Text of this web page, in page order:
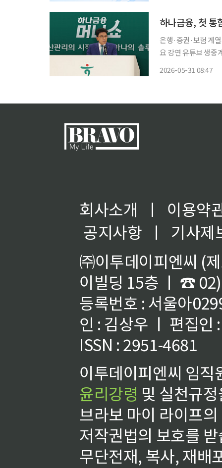
하나금융, 첫 통
은행·증권·보험 계
요 강연 유튜브 생중계 병행 하나금융그룹이 그룹 차원의 통합 자산관
2026-05-31 08:47
회사소개 ㅣ
이용약
공지사항
ㅣ
기사제
㈜이투데이피엔씨 (
이빌딩 15층 ㅣ ☎
등록번호 : 서울아
인 : 김상우 ㅣ 편집인
ISSN : 2951-4681
이투데이피엔씨 임
윤리강령 및 실천규
브라보 마이 라이프
저작권법의 보호를
무단전재, 복사, 재배